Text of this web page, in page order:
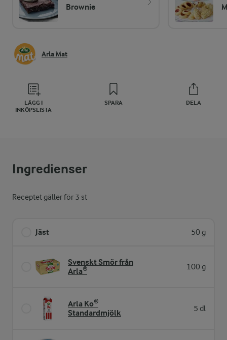
Brownie
Arla Mat
LÄGG I
INKÖPSLISTA
SPARA DELA
Ingredienser
Receptet gäller för 3 st
Jäst 50 g
Svenskt Smör från
Arla®
100 g
Arla Ko®
Standardmjölk
5 dl